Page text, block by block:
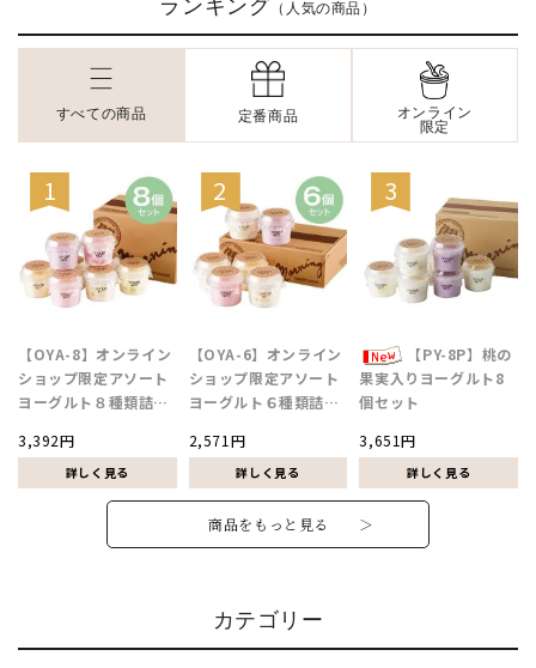
ランキング （人気の商品）
すべての商品 定番商品
オンライン
限定
【OYA-8】オンライン
ショップ限定アソート
ヨーグルト８種類詰合
3,392円
【OYA-6】オンライン
ショップ限定アソート
ヨーグルト６種類詰合
2,571円
【PY-8P】桃の
果実入りヨーグルト8
個セット
3,651円
商品をもっと見る ＞
カテゴリー